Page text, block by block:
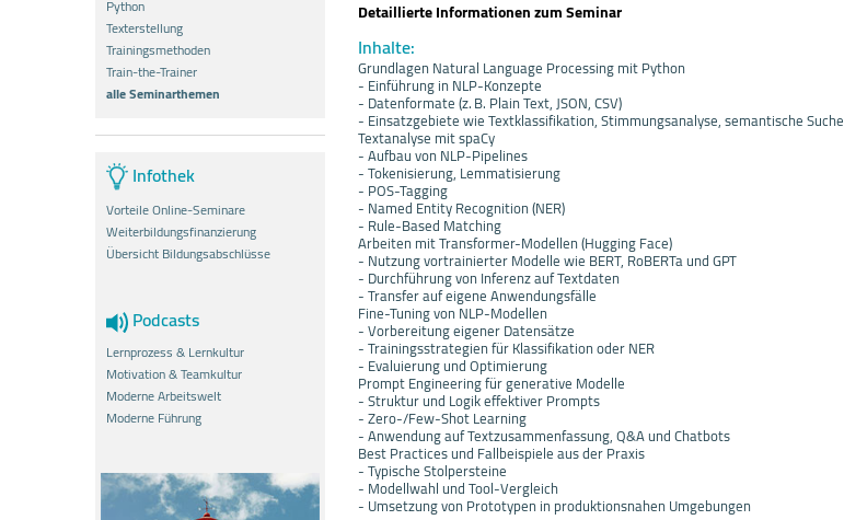
Python
Texterstellung
Trainingsmethoden
Train-the-Trainer
alle Seminarthemen
Infothek
Vorteile Online-Seminare
Weiterbildungsfinanzierung
Übersicht Bildungsabschlüsse
Podcasts
Lernprozess & Lernkultur
Motivation & Teamkultur
Moderne Arbeitswelt
Moderne Führung
Detaillierte Informationen zum Seminar
Inhalte:
Grundlagen Natural Language Processing mit Python
- Einführung in NLP-Konzepte
- Datenformate (z. B. Plain Text, JSON, CSV)
- Einsatzgebiete wie Textklassifikation, Stimmungsanalyse, semantische Suche
Textanalyse mit spaCy
- Aufbau von NLP-Pipelines
- Tokenisierung, Lemmatisierung
- POS-Tagging
- Named Entity Recognition (NER)
- Rule-Based Matching
Arbeiten mit Transformer-Modellen (Hugging Face)
- Nutzung vortrainierter Modelle wie BERT, RoBERTa und GPT
- Durchführung von Inferenz auf Textdaten
- Transfer auf eigene Anwendungsfälle
Fine-Tuning von NLP-Modellen
- Vorbereitung eigener Datensätze
- Trainingsstrategien für Klassifikation oder NER
- Evaluierung und Optimierung
Prompt Engineering für generative Modelle
- Struktur und Logik effektiver Prompts
- Zero-/Few-Shot Learning
- Anwendung auf Textzusammenfassung, Q&A und Chatbots
Best Practices und Fallbeispiele aus der Praxis
- Typische Stolpersteine
- Modellwahl und Tool-Vergleich
- Umsetzung von Prototypen in produktionsnahen Umgebungen